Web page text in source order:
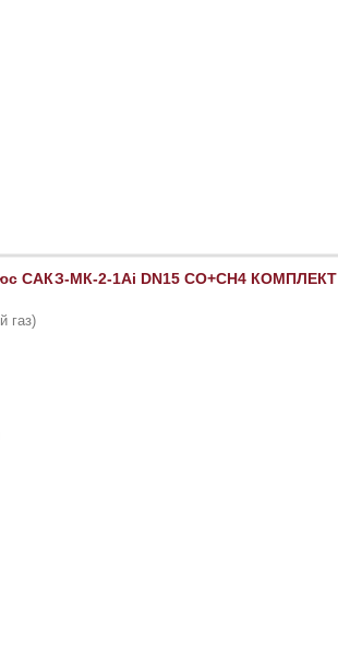
САКЗ-МК-2-1Аi DN15 CO+CH4 КОМПЛЕКТ
газ)